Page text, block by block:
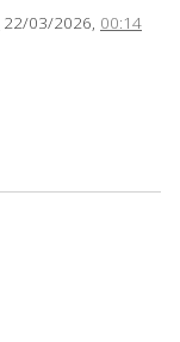
22/03/2026, 00:14